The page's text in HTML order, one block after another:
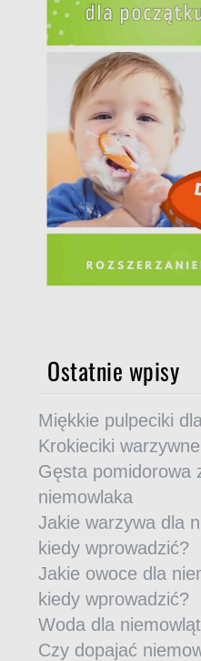
Ostatnie wpisy
Miękkie pulpeciki
Krokieciki
Gęsta pomidorowa
niemowlaka
Jakie warzywa dla
kiedy wprowadzić?
Jakie owoce dla
kiedy wprowadzić?
Woda dla
Czy dopajać